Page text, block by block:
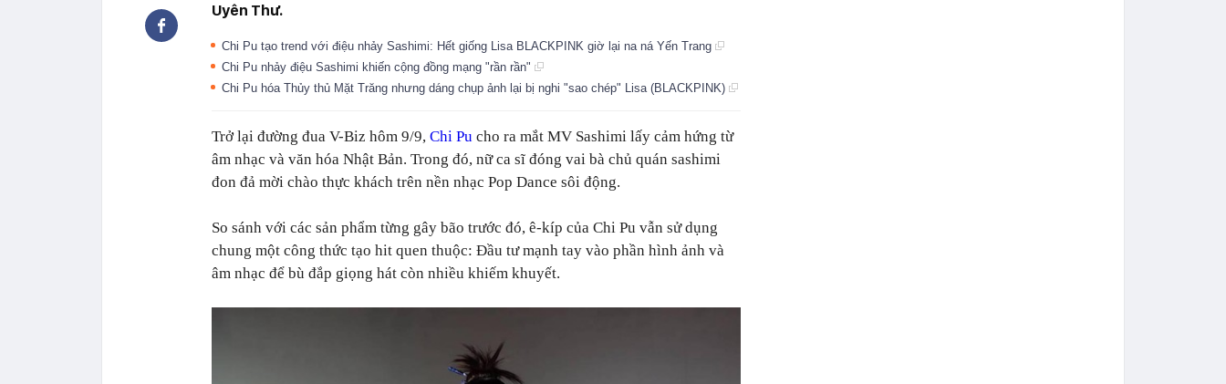
Uyên Thư.
Chi Pu tạo trend với điệu nhảy Sashimi: Hết giống Lisa BLACKPINK giờ lại na ná Yến Trang
Chi Pu nhảy điệu Sashimi khiến cộng đồng mạng "rần rần"
Chi Pu hóa Thủy thủ Mặt Trăng nhưng dáng chụp ảnh lại bị nghi "sao chép" Lisa (BLACKPINK)
Trở lại đường đua V-Biz hôm 9/9, Chi Pu cho ra mắt MV Sashimi lấy cảm hứng từ
âm nhạc và văn hóa Nhật Bản. Trong đó, nữ ca sĩ đóng vai bà chủ quán sashimi
đon đả mời chào thực khách trên nền nhạc Pop Dance sôi động.
So sánh với các sản phẩm từng gây bão trước đó, ê-kíp của Chi Pu vẫn sử dụng
chung một công thức tạo hit quen thuộc: Đầu tư mạnh tay vào phần hình ảnh và
âm nhạc để bù đắp giọng hát còn nhiều khiếm khuyết.